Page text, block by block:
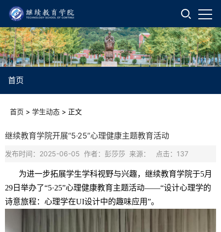
首页
首页 > 学生动态 > 正文
继续教育学院开展“5·25”心理健康主题教育活动
发布时间：2025-06-05 作者：彭莎莎 来源： 点击： 137
为进一步拓展学生学科视野与兴趣，继续教育学院于5月
29日举办了“5·25”心理健康教育主题活动——“设计心理学的
诗意旅程：心理学在UI设计中的趣味应用”。